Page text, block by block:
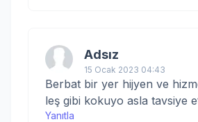
Adsız
15 Ocak 2023 04:43
Berbat bir yer hijyen ve
leş gibi kokuyo asla tavsiye
Yanıtla